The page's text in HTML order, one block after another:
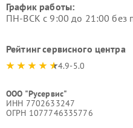
График работы:
ПН-ВСК с 9:00 до 21:00 без
Рейтинг сервисного центра
4.9-5.0
ООО "Русервис"
ИНН 7702633247
ОГРН 1077746335776